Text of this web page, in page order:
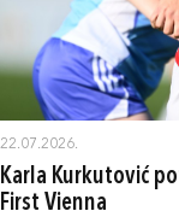
22.07.2026.
Karla Kurkutović
First Vienna